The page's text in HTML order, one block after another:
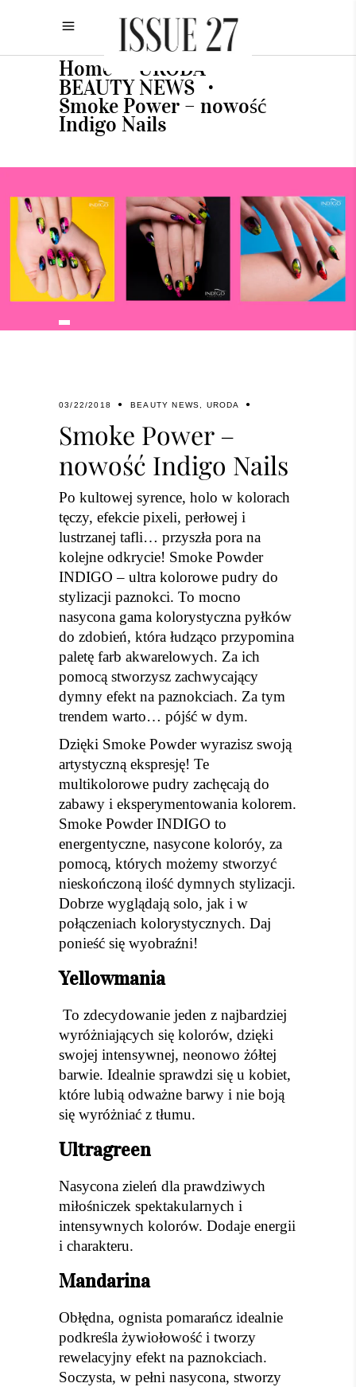
Home URODA
BEAUTY NEWS •
Smoke Power – nowość
Indigo Nails
03/22/2018 BEAUTY NEWS, URODA
Smoke Power –
nowość Indigo Nails
Po kultowej syrence, holo w kolorach
tęczy, efekcie pixeli, perłowej i
lustrzanej tafli… przyszła pora na
kolejne odkrycie! Smoke Powder
INDIGO – ultra kolorowe pudry do
stylizacji paznokci. To mocno
nasycona gama kolorystyczna pyłków
do zdobień, która łudząco przypomina
paletę farb akwarelowych. Za ich
pomocą stworzysz zachwycający
dymny efekt na paznokciach. Za tym
trendem warto… pójść w dym.
Dzięki Smoke Powder wyrazisz swoją
artystyczną ekspresję! Te
multikolorowe pudry zachęcają do
zabawy i eksperymentowania kolorem.
Smoke Powder INDIGO to
energentyczne, nasycone koloróy, za
pomocą, których możemy stworzyć
nieskończoną ilość dymnych stylizacji.
Dobrze wyglądają solo, jak i w
połączeniach kolorystycznych. Daj
ponieść się wyobraźni!
Yellowmania
To zdecydowanie jeden z najbardziej
wyróżniających się kolorów, dzięki
swojej intensywnej, neonowo żółtej
barwie. Idealnie sprawdzi się u kobiet,
które lubią odważne barwy i nie boją
się wyróżniać z tłumu.
Ultragreen
Nasycona zieleń dla prawdziwych
miłośniczek spektakularnych i
intensywnych kolorów. Dodaje energii
i charakteru.
Mandarina
Obłędna, ognista pomarańcz idealnie
podkreśla żywiołowość i tworzy
rewelacyjny efekt na paznokciach.
Soczysta, w pełni nasycona, stworzy